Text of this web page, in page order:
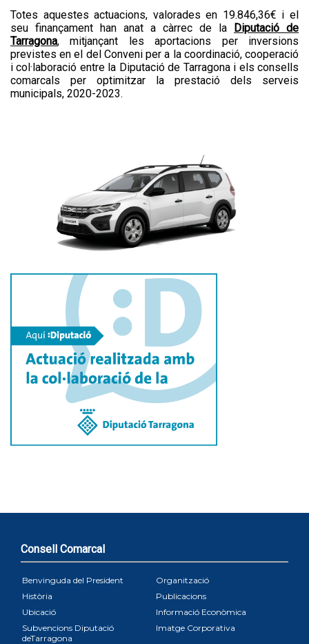
Totes aquestes actuacions, valorades en 19.846,36€ i el
seu finançament han anat a càrrec de la Diputació de
Tarragona, mitjançant les aportacions per inversions
previstes en el del Conveni per a la coordinació, cooperació
i col·laboració entre la Diputació de Tarragona i els consells
comarcals per optimitzar la prestació dels serveis
municipals, 2020-2023.
Consell Comarcal
Benvinguda del President
Organització
Història
Publicacions
Ubicació
Informació Econòmica
Subvencions Diputació
deTarragona
Imatge Corporativa